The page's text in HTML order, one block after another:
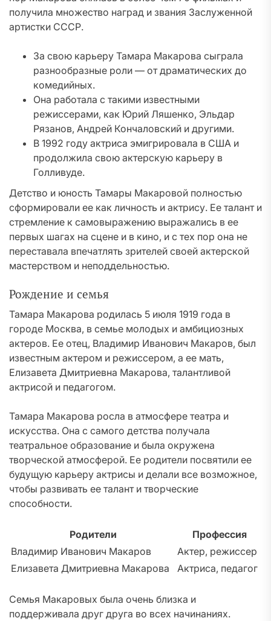
получила множество наград и звания Заслуженной
артистки СССР.
За свою карьеру Тамара Макарова сыграла
разнообразные роли — от драматических до
комедийных.
Она работала с такими известными
режиссерами, как Юрий Ляшенко, Эльдар
Рязанов, Андрей Кончаловский и другими.
В 1992 году актриса эмигрировала в США и
продолжила свою актерскую карьеру в
Голливуде.
Детство и юность Тамары Макаровой полностью
сформировали ее как личность и актрису. Ее талант и
стремление к самовыражению выражались в ее
первых шагах на сцене и в кино, и с тех пор она не
переставала впечатлять зрителей своей актерской
мастерством и неподдельностью.
Рождение и семья
Тамара Макарова родилась 5 июля 1919 года в
городе Москва, в семье молодых и амбициозных
актеров. Ее отец, Владимир Иванович Макаров, был
известным актером и режиссером, а ее мать,
Елизавета Дмитриевна Макарова, талантливой
актрисой и педагогом.
Тамара Макарова росла в атмосфере театра и
искусства. Она с самого детства получала
театральное образование и была окружена
творческой атмосферой. Ее родители посвятили ее
будущую карьеру актрисы и делали все возможное,
чтобы развивать ее талант и творческие
способности.
Родители
Профессия
Владимир Иванович Макаров
Актер, режиссер
Елизавета Дмитриевна Макарова
Актриса, педагог
Семья Макаровых была очень близка и
поддерживала друг друга во всех начинаниях.